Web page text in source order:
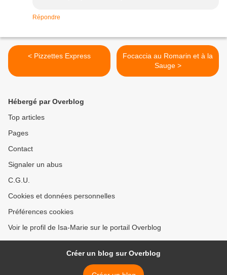
Répondre
< Pizzettes Express
Focaccia au Romarin et à la
Sauge >
Hébergé par Overblog
Top articles
Pages
Contact
Signaler un abus
C.G.U.
Cookies et données personnelles
Préférences cookies
Voir le profil de Isa-Marie sur le portail Overblog
Créer un blog sur Overblog